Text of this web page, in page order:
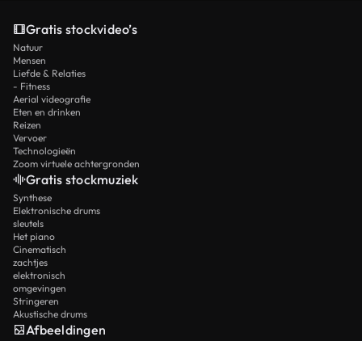
Gratis stockvideo’s
Natuur
Mensen
Liefde & Relaties
- Fitness
Aerial videografie
Eten en drinken
Reizen
Vervoer
Technologieën
Zoom virtuele achtergronden
Gratis stockmuziek
Synthese
Elektronische drums
sleutels
Het piano
Cinematisch
zachtjes
elektronisch
omgevingen
Stringeren
Akustische drums
Afbeeldingen